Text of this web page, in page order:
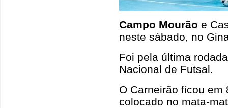
Campo Mourão e
neste sábado, no
Foi pela última
Nacional de Futsal.
O Carneirão ficou em
colocado no mata-